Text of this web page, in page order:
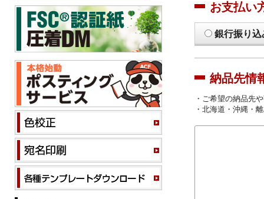
お支払い
銀行振り込
納品先情
・ご希望の納品先
・北海道・沖縄・